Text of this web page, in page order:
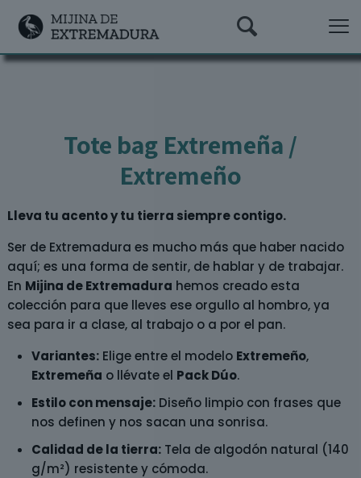
Tote bag Extremeña /
Extremeño
Lleva tu acento y tu tierra siempre contigo.
Ser de Extremadura es mucho más que haber nacido
aquí; es una forma de sentir, de hablar y de trabajar.
En Mijina de Extremadura hemos creado esta
colección para que lleves ese orgullo al hombro, ya
sea para ir a clase, al trabajo o a por el pan.
Variantes:Elige entre el modelo Extremeño,
Extremeña o llévate el Pack Dúo.
Estilo con mensaje:Diseño limpio con frases que
nos definen y nos sacan una sonrisa.
Calidad de la tierra:Tela de algodón natural (140
g/m²) resistente y cómoda.